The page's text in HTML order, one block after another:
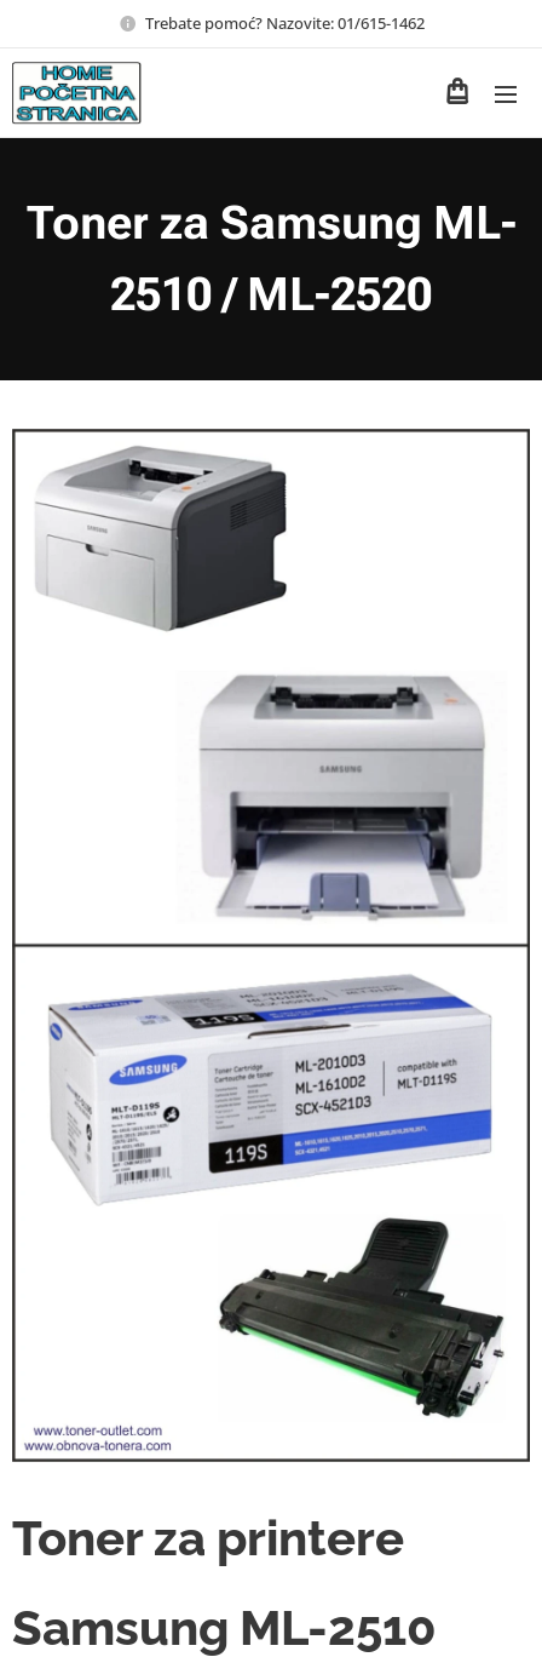
Trebate pomoć? Nazovite: 01/615-1462
Toner za Samsung ML-
2510 / ML-2520
Toner za printere
Samsung ML-2510